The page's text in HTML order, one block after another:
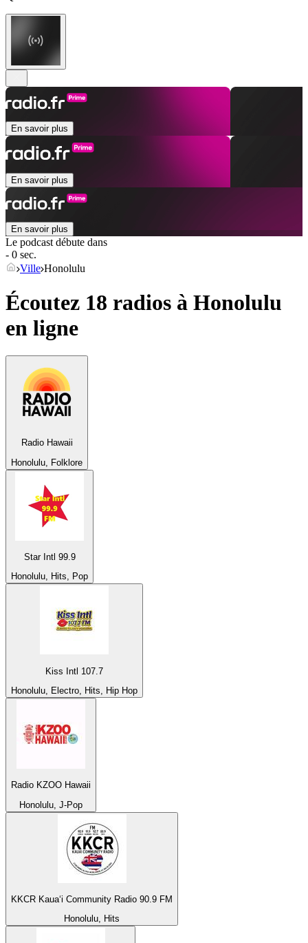
En savoir plus
En savoir plus
En savoir plus
Le podcast débute dans
- 0 sec.
Ville Honolulu
Écoutez 18 radios à Honolulu
en ligne
Radio Hawaii
Honolulu, Folklore
Star Intl 99.9
Honolulu, Hits, Pop
Kiss Intl 107.7
Honolulu, Electro, Hits, Hip Hop
Radio KZOO Hawaii
Honolulu, J-Pop
KKCR Kauaʻi Community Radio 90.9 FM
Honolulu, Hits